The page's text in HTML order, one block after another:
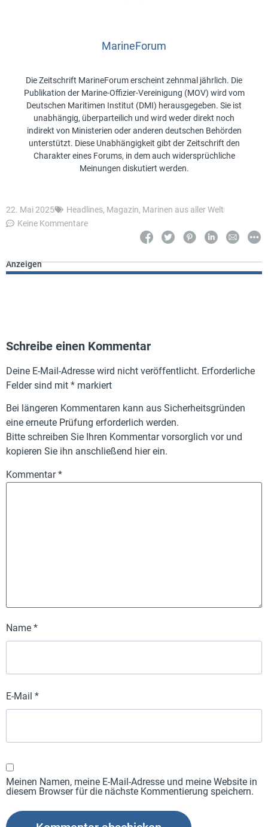
MarineForum
Die Zeitschrift MarineForum erscheint zehnmal jährlich. Die
Publikation der Marine-Offizier-Vereinigung (MOV) wird vom
Deutschen Maritimen Institut (DMI) herausgegeben. Sie ist
unabhängig, überparteilich und wird weder direkt noch
indirekt von Ministerien oder anderen deutschen Behörden
unterstützt. Diese Unabhängigkeit gibt der Zeitschrift den
Charakter eines Forums, in dem auch widersprüchliche
Meinungen diskutiert werden.
22. Mai 2025 Headlines, Magazin, Marinen aus aller Welt
Keine Kommentare
Anzeigen
Schreibe einen Kommentar
Deine E-Mail-Adresse wird nicht veröffentlicht. Erforderliche
Felder sind mit * markiert
Bei längeren Kommentaren kann aus Sicherheitsgründen
eine erneute Prüfung erforderlich werden.
Bitte schreiben Sie Ihren Kommentar vorsorglich vor und
kopieren Sie ihn anschließend hier ein.
Kommentar*
Name *
E-Mail *
Meinen Namen, meine E-Mail-Adresse und meine Website in
diesem Browser für die nächste Kommentierung speichern.